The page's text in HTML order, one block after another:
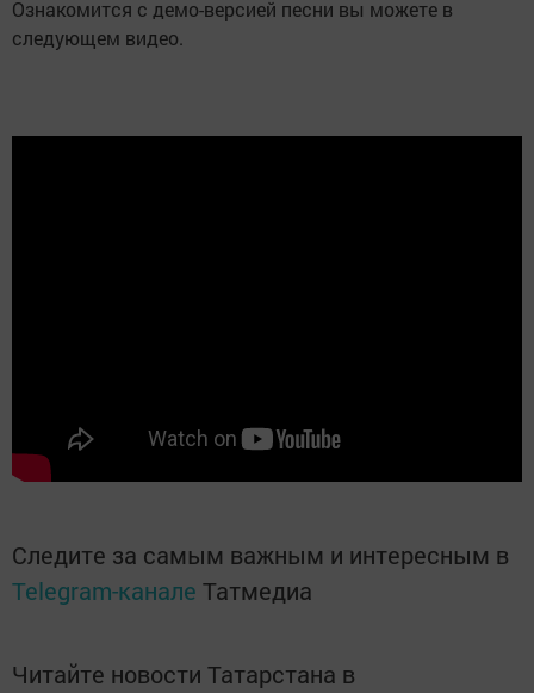
Ознакомится с демо-версией песни вы можете в
следующем видео.
Следите за самым важным и интересным в
Telegram-канале Татмедиа
Читайте новости Татарстана в